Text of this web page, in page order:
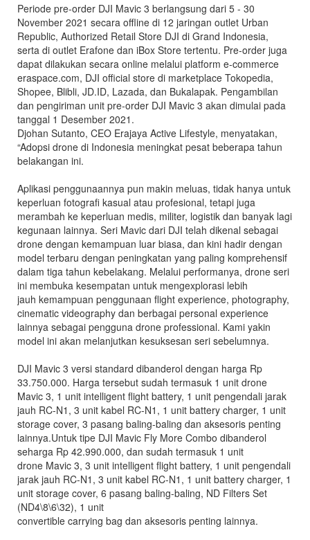
Periode pre-order DJI Mavic 3 berlangsung dari 5 - 30
November 2021 secara offline di 12 jaringan outlet Urban
Republic, Authorized Retail Store DJI di Grand Indonesia,
serta di outlet Erafone dan iBox Store tertentu. Pre-order juga
dapat dilakukan secara online melalui platform e-commerce
eraspace.com, DJI official store di marketplace Tokopedia,
Shopee, Blibli, JD.ID, Lazada, dan Bukalapak. Pengambilan
dan pengiriman unit pre-order DJI Mavic 3 akan dimulai pada
tanggal 1 Desember 2021.
Djohan Sutanto, CEO Erajaya Active Lifestyle, menyatakan,
“Adopsi drone di Indonesia meningkat pesat beberapa tahun
belakangan ini.
Aplikasi penggunaannya pun makin meluas, tidak hanya untuk
keperluan fotografi kasual atau profesional, tetapi juga
merambah ke keperluan medis, militer, logistik dan banyak lagi
kegunaan lainnya. Seri Mavic dari DJI telah dikenal sebagai
drone dengan kemampuan luar biasa, dan kini hadir dengan
model terbaru dengan peningkatan yang paling komprehensif
dalam tiga tahun kebelakang. Melalui performanya, drone seri
ini membuka kesempatan untuk mengexplorasi lebih
jauh kemampuan penggunaan flight experience, photography,
cinematic videography dan berbagai personal experience
lainnya sebagai pengguna drone professional. Kami yakin
model ini akan melanjutkan kesuksesan seri sebelumnya.
DJI Mavic 3 versi standard dibanderol dengan harga Rp
33.750.000. Harga tersebut sudah termasuk 1 unit drone
Mavic 3, 1 unit intelligent flight battery, 1 unit pengendali jarak
jauh RC-N1, 3 unit kabel RC-N1, 1 unit battery charger, 1 unit
storage cover, 3 pasang baling-baling dan aksesoris penting
lainnya.Untuk tipe DJI Mavic Fly More Combo dibanderol
seharga Rp 42.990.000, dan sudah termasuk 1 unit
drone Mavic 3, 3 unit intelligent flight battery, 1 unit pengendali
jarak jauh RC-N1, 3 unit kabel RC-N1, 1 unit battery charger, 1
unit storage cover, 6 pasang baling-baling, ND Filters Set
(ND4\8\6\32), 1 unit
convertible carrying bag dan aksesoris penting lainnya.